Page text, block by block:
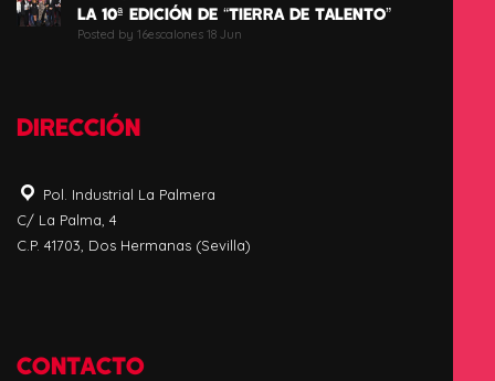
LA 10ª EDICIÓN DE “TIERRA DE TALENTO”
Posted by 16escalones 18 Jun
DIRECCIÓN
Pol. Industrial La Palmera
C/ La Palma, 4
C.P. 41703, Dos Hermanas (Sevilla)
CONTACTO